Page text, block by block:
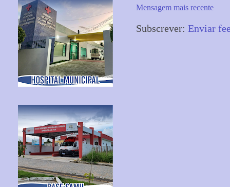
Mensagem mais recente
Subscrever: Enviar